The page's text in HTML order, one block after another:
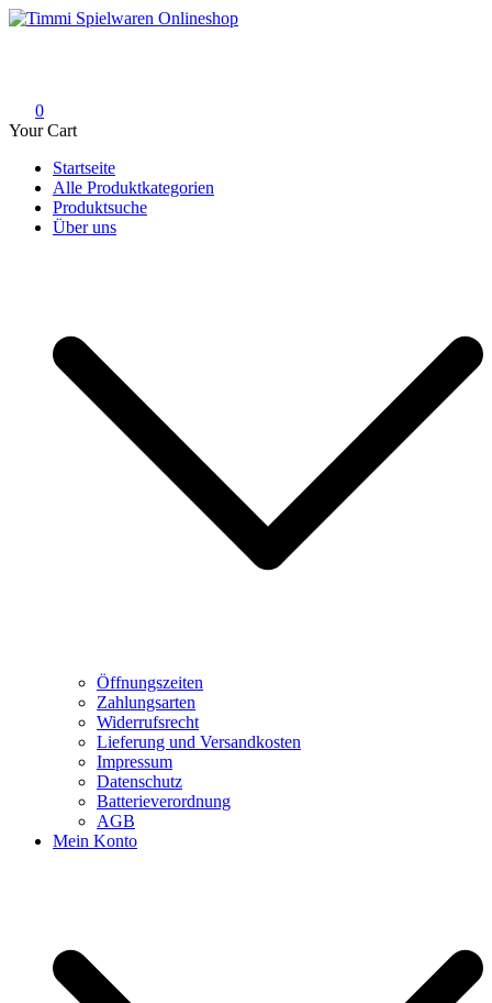
Skip
0
Your Cart
Startseite
Alle Produktkategorien
Produktsuche
Über uns
Öffnungszeiten
Zahlungsarten
Widerrufsrecht
Lieferung und Versandkosten
Impressum
Datenschutz
Batterieverordnung
AGB
Mein Konto